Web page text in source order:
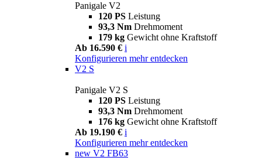
Panigale V2
120 PS Leistung
93,3 Nm Drehmoment
179 kg Gewicht ohne Kraftstoff
Ab 16.590 € i
Konfigurieren mehr entdecken
V2 S
Panigale V2 S
120 PS Leistung
93,3 Nm Drehmoment
176 kg Gewicht ohne Kraftstoff
Ab 19.190 € i
Konfigurieren mehr entdecken
new V2 FB63